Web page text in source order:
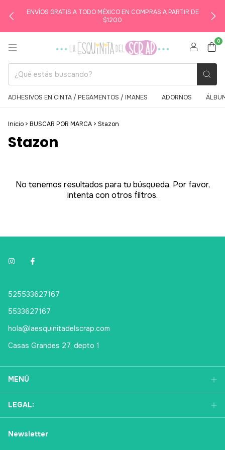
ENVÍOS GRATIS A TODO MÉXICO EN COMPRAS A PARTIR DE
$1200
0
ADHESIVOS EN CINTA / PEGAMENTOS / IMANES ADORNOS
Inicio > BUSCAR POR MARCA > Stazon
Stazon
No tenemos resultados para tu búsqueda. Por favor,
intenta con otros filtros.
525533627167
5533627167
hola@laesquinitadelscrap.com
Casas Grandes 27, depto 1
MENÚ
LEGAL:
Newsletter